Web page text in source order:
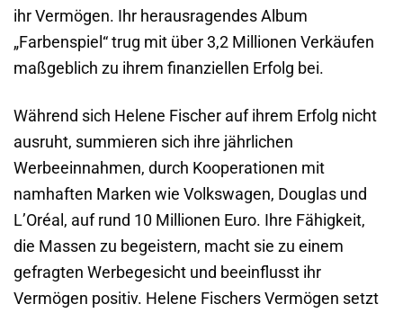
ihr Vermögen. Ihr herausragendes Album
„Farbenspiel“ trug mit über 3,2 Millionen Verkäufen
maßgeblich zu ihrem finanziellen Erfolg bei.
Während sich Helene Fischer auf ihrem Erfolg nicht
ausruht, summieren sich ihre jährlichen
Werbeeinnahmen, durch Kooperationen mit
namhaften Marken wie Volkswagen, Douglas und
L’Oréal, auf rund 10 Millionen Euro. Ihre Fähigkeit,
die Massen zu begeistern, macht sie zu einem
gefragten Werbegesicht und beeinflusst ihr
Vermögen positiv. Helene Fischers Vermögen setzt